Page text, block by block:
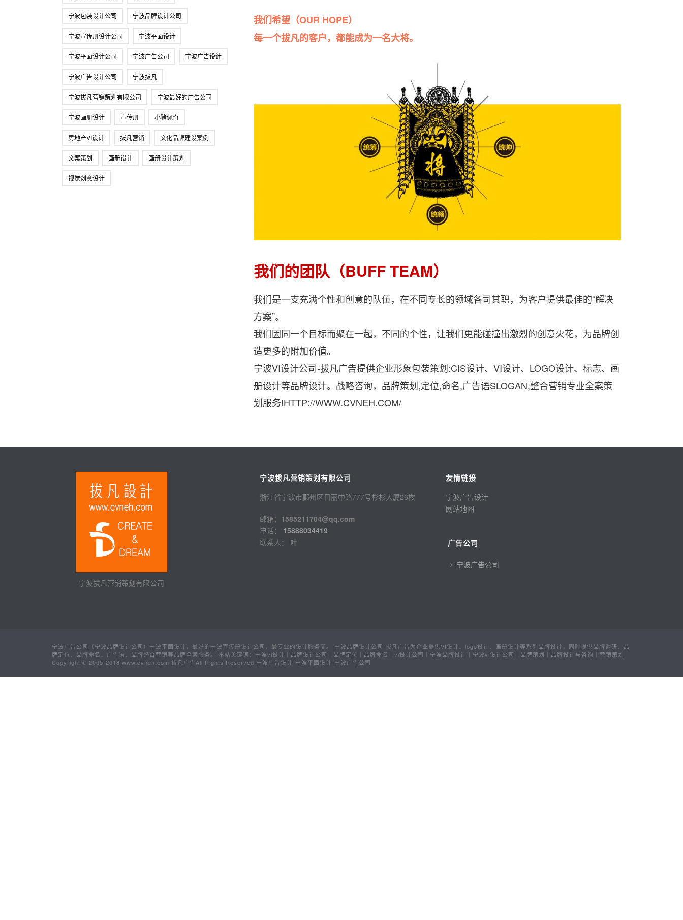
宁波包装设计公司 宁波品牌设计公司
宁波宣传册设计公司 宁波平面设计
宁波平面设计公司 宁波广告公司 宁波广告设计
宁波广告设计公司 宁波拔凡
宁波拔凡营销策划有限公司 宁波最好的广告公司
宁波画册设计 宣传册 小猪佩奇
房地产VI设计 拔凡营销 文化品牌建设案例
文案策划 画册设计 画册设计策划
视觉创意设计
我们希望（OUR HOPE）
每一个拔凡的客户，都能成为一名大将。
我们的团队（BUFF TEAM）
我们是一支充满个性和创意的队伍，在不同专长的领域各司其职，为客户提供最佳的“解决
方案”。
我们因同一个目标而聚在一起，不同的个性，让我们更能碰撞出激烈的创意火花，为品牌创
造更多的附加价值。
宁波VI设计公司-拔凡广告提供企业形象包装策划:CIS设计、VI设计、LOGO设计、标志、 画
册设计等品牌设计。战略咨询， 品牌策划,定位,命名,广告语SLOGAN,整合营销专业全案策
划服务!HTTP://WWW.CVNEH.COM/
宁波拔凡营销策划有限公司
宁波拔凡营销策划有限公司
浙江省宁波市鄞州区日丽中路777号杉杉大厦26楼
邮箱： 1585211704@qq.com
电话：
15888034419
联系人： 叶
友情链接
宁波广告设计
网站地图
广告公司
宁波广告公司
宁波广告公司（宁波品牌设计公司）宁波平面设计，最好的宁波宣传册设计公司，最专业的设计服务商。 宁波品牌设计公司-拔凡广告为企业提供VI设计、logo设计、画册设计等系列品牌设计，同时提供品牌调研、品
牌定位、品牌命名、广告语、品牌整合营销等品牌全案服务。 本站关键词：宁波vi设计｜品牌设计公司｜品牌定位｜品牌命名｜vi设计公司｜宁波品牌设计｜宁波vi设计公司｜品牌策划｜品牌设计与咨询｜营销策划
Copyright © 2005-2018 www.cvneh.com 拔凡广告All Rights Reserved 宁波广告设计-宁波平面设计-宁波广告公司